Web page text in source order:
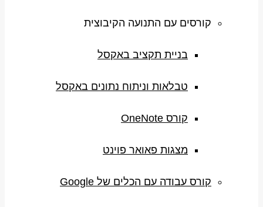
קורסים עם התנועה הקיבוצית
בניית תקציב באקסל
טבלאות וניתוח נתונים באקסל
קורס OneNote
מצגות פאואר פוינט
קורס עבודה עם הכלים של Google